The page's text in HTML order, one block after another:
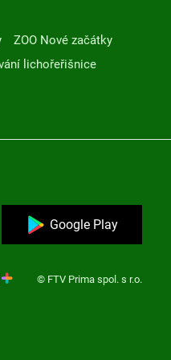
ZOO Nové začátky
lichořeřišnice
Google Play
© FTV Prima spol. s r.o.